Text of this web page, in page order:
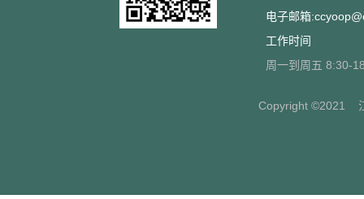
电子邮箱
工作时间
周一到周五 8:30-
Copyright ©2021